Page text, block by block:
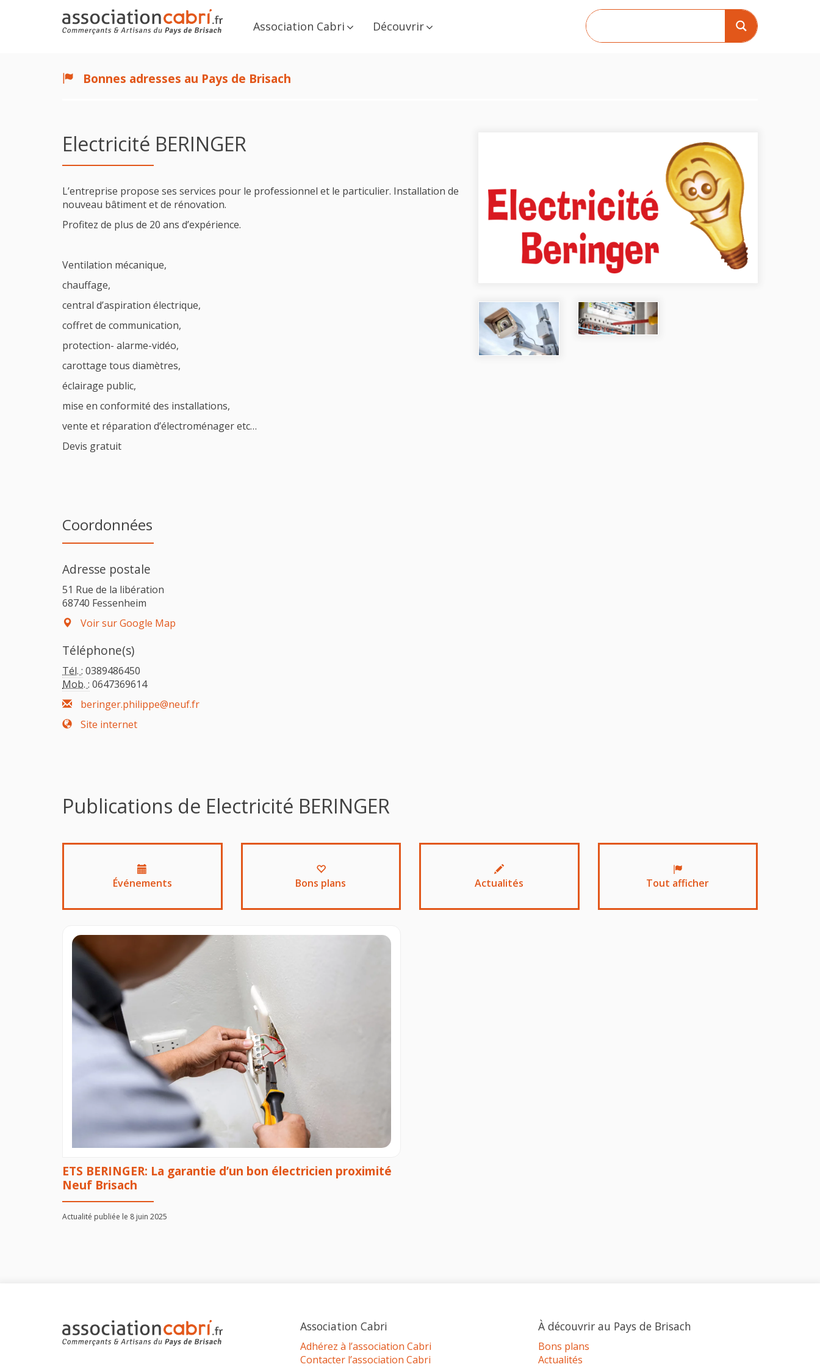
Association Cabri Découvrir
Bonnes adresses au Pays de Brisach
Electricité BERINGER
L’entreprise propose ses services pour le professionnel et le particulier. Installation de
nouveau bâtiment et de rénovation.
Profitez de plus de 20 ans d’expérience.
Ventilation mécanique,
chauffage,
central d’aspiration électrique,
coffret de communication,
protection- alarme-vidéo,
carottage tous diamètres,
éclairage public,
mise en conformité des installations,
vente et réparation d’électroménager etc…
Devis gratuit
Coordonnées
Adresse postale
51 Rue de la libération
68740 Fessenheim
Voir sur Google Map
Téléphone(s)
Tél. : 0389486450
Mob. : 0647369614
beringer.philippe@neuf.fr
Site internet
Publications de Electricité BERINGER
Événements Bons plans Actualités Tout afficher
ETS BERINGER: La garantie d’un bon électricien proximité
Neuf Brisach
Actualité publiée le 8 juin 2025
Association Cabri
Adhérez à l’association Cabri
Contacter l’association Cabri
À découvrir au Pays de Brisach
Bons plans
Actualités